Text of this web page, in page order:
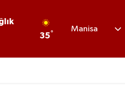
35°
Manisa